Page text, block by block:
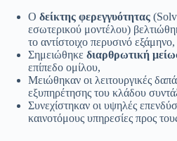
Ο δείκτης φερεγγυότητας
εσωτερικού μοντέλου)
το αντίστοιχο περυσινό εξάμηνο,
Σημειώθηκε διαρθρωτική
επίπεδο ομίλου,
Μειώθηκαν οι λειτουργικές
εξυπηρέτησης του κλάδου
Συνεχίστηκαν οι υψηλές
καινοτόμους υπηρεσίες προς